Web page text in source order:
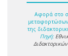
Αφορά στο
της
Πηγή: